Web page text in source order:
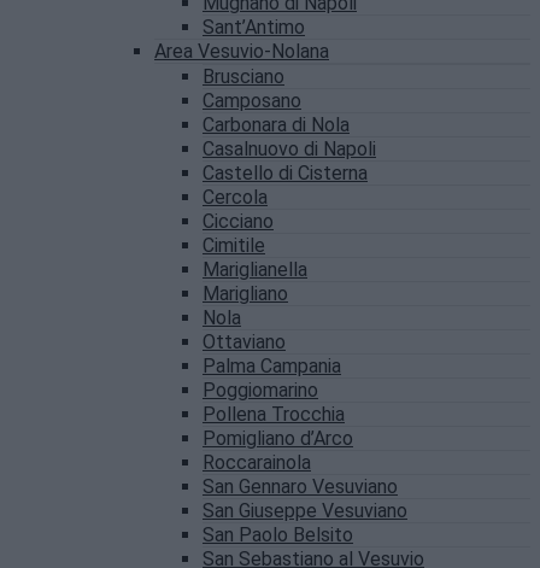
Sant’Antimo
Area Vesuvio-Nolana
Brusciano
Camposano
Carbonara di Nola
Casalnuovo di Napoli
Castello di Cisterna
Cercola
Cicciano
Cimitile
Mariglianella
Marigliano
Nola
Ottaviano
Palma Campania
Poggiomarino
Pollena Trocchia
Pomigliano d’Arco
Roccarainola
San Gennaro Vesuviano
San Giuseppe Vesuviano
San Paolo Belsito
San Sebastiano al Vesuvio